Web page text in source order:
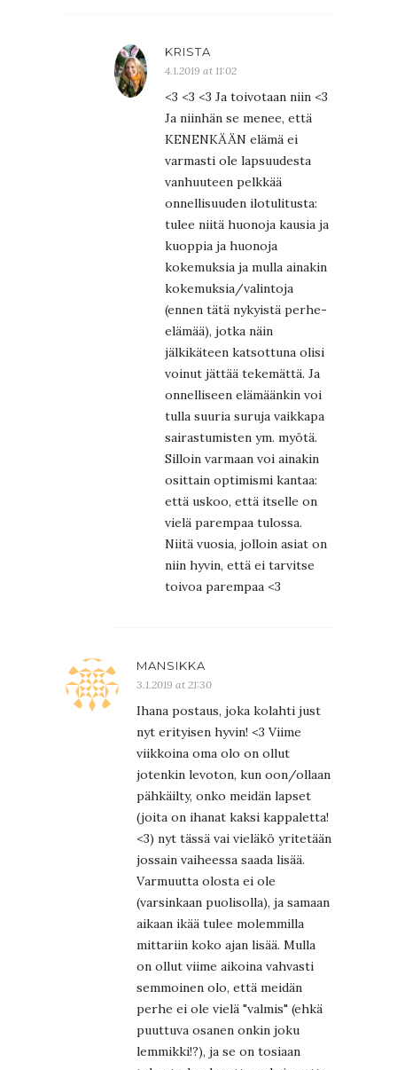
KRISTA
4.1.2019 at 11:02
<3 <3 <3 Ja toivotaan niin <3
Ja niinhän se menee, että
KENENKÄÄN elämä ei
varmasti ole lapsuudesta
vanhuuteen pelkkää
onnellisuuden ilotulitusta:
tulee niitä huonoja kausia ja
kuoppia ja huonoja
kokemuksia ja mulla ainakin
kokemuksia/valintoja
(ennen tätä nykyistä perhe-
elämää), jotka näin
jälkikäteen katsottuna olisi
voinut jättää tekemättä. Ja
onnelliseen elämäänkin voi
tulla suuria suruja vaikkapa
sairastumisten ym. myötä.
Silloin varmaan voi ainakin
osittain optimismi kantaa:
että uskoo, että itselle on
vielä parempaa tulossa.
Niitä vuosia, jolloin asiat on
niin hyvin, että ei tarvitse
toivoa parempaa <3
MANSIKKA
3.1.2019 at 21:30
Ihana postaus, joka kolahti just
nyt erityisen hyvin! <3 Viime
viikkoina oma olo on ollut
jotenkin levoton, kun oon/ollaan
pähkäilty, onko meidän lapset
(joita on ihanat kaksi kappaletta!
<3) nyt tässä vai vieläkö yritetään
jossain vaiheessa saada lisää.
Varmuutta olosta ei ole
(varsinkaan puolisolla), ja samaan
aikaan ikää tulee molemmilla
mittariin koko ajan lisää. Mulla
on ollut viime aikoina vahvasti
semmoinen olo, että meidän
perhe ei ole vielä "valmis" (ehkä
puuttuva osanen onkin joku
lemmikki!?), ja se on tosiaan